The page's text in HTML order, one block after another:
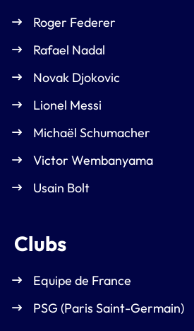
Roger Federer
Rafael Nadal
Novak Djokovic
Lionel Messi
Michaël Schumacher
Victor Wembanyama
Usain Bolt
Clubs
Equipe de France
PSG (Paris Saint-Germain)